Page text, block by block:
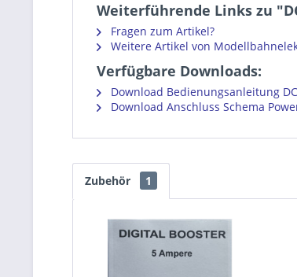
Weiterführende Links zu
Fragen zum Artikel?
Weitere Artikel von
Verfügbare Downloads:
Download Bedienungsanleitung
Download Anschluss Schema
Zubehör 1